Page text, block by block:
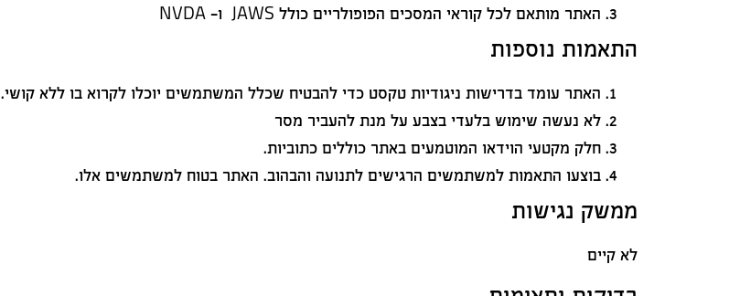
האתר מותאם לכל קוראי המסכים הפופולריים כולל JAWS ו- NVDA
התאמות נוספות
האתר עומד בדרישות ניגודיות טקסט כדי להבטיח שכלל המשתמשים יוכלו לקרוא בו ללא קושי.
לא נעשה שימוש בלעדי בצבע על מנת להעביר מסר
חלק מקטעי הוידאו המוטמעים באתר כוללים כתוביות.
בוצעו התאמות למשתמשים הרגישים לתנועה והבהוב. האתר בטוח למשתמשים אלו.
ממשק נגישות
לא קיים